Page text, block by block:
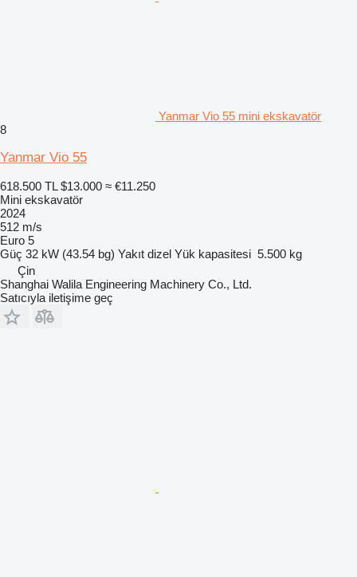
Yanmar Vio 55 mini ekskavatör
8
Yanmar Vio 55
618.500 TL $13.000 ≈ €11.250
Mini ekskavatör
2024
512 m/s
Euro 5
Güç 32 kW (43.54 bg) Yakıt dizel Yük kapasitesi 5.500 kg
Çin
Shanghai Walila Engineering Machinery Co., Ltd.
Satıcıyla iletişime geç